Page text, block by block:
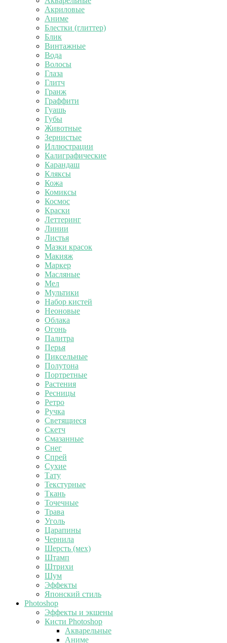
Акриловые
Аниме
Блестки (глиттер)
Блик
Винтажные
Вода
Волосы
Глаза
Глитч
Гранж
Граффити
Гуашь
Губы
Животные
Зернистые
Иллюстрации
Калиграфические
Карандаш
Кляксы
Кожа
Комиксы
Космос
Краски
Леттеринг
Линии
Листья
Мазки красок
Макияж
Маркер
Масляные
Мел
Мультики
Набор кистей
Неоновые
Облака
Огонь
Палитра
Перья
Пиксельные
Полутона
Портретные
Растения
Ресницы
Ретро
Ручка
Светящиеся
Скетч
Смазанные
Снег
Спрей
Сухие
Тату
Текстурные
Ткань
Точечные
Трава
Уголь
Царапины
Чернила
Шерсть (мех)
Штамп
Штрихи
Шум
Эффекты
Японский стиль
Photoshop
Эффекты и экшены
Кисти Photoshop
Акварельные
Аниме